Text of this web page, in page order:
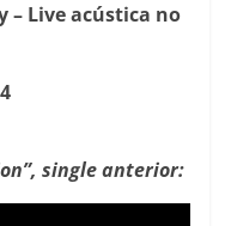
– Live acústica no
single anterior: